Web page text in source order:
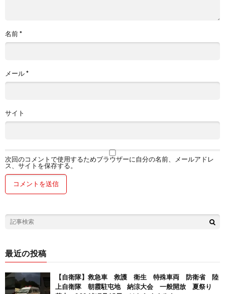
名前*
メール*
サイト
次回のコメントで使用するためブラウザーに自分の名前、メールアドレ
ス、サイトを保存する。
最近の投稿
【自衛隊】救急車 救護 衛生 特殊車両 防衛省 陸
上自衛隊 朝霞駐屯地 納涼大会 一般開放 夏祭り